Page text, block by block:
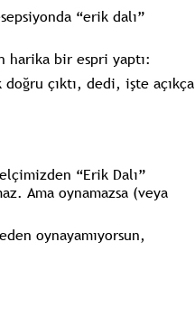
“erik dalı”
harika bir espri yaptı:
doğru çıktı, dedi, işte açıkça
“Erik Dalı”
Ama oynamazsa (veya
oynayamıyorsun,